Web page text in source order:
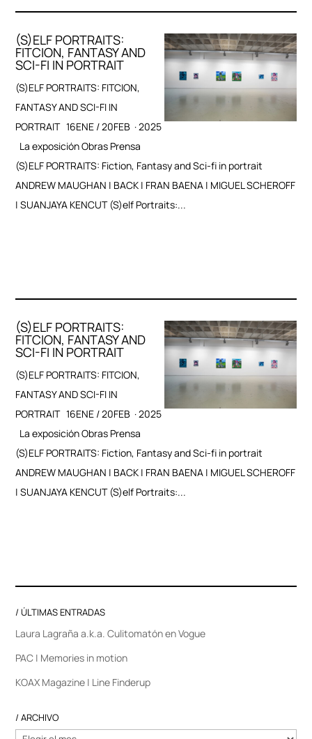
(S)ELF PORTRAITS:
FITCION, FANTASY AND
SCI-FI IN PORTRAIT
(S)ELF PORTRAITS: FITCION,
FANTASY AND SCI-FI IN
PORTRAIT 16ENE / 20FEB · 2025
La exposición Obras Prensa
(S)ELF PORTRAITS: Fiction, Fantasy and Sci-fi in portrait
ANDREW MAUGHAN | BACK | FRAN BAENA | MIGUEL SCHEROFF
| SUANJAYA KENCUT (S)elf Portraits:...
(S)ELF PORTRAITS:
FITCION, FANTASY AND
SCI-FI IN PORTRAIT
(S)ELF PORTRAITS: FITCION,
FANTASY AND SCI-FI IN
PORTRAIT 16ENE / 20FEB · 2025
La exposición Obras Prensa
(S)ELF PORTRAITS: Fiction, Fantasy and Sci-fi in portrait
ANDREW MAUGHAN | BACK | FRAN BAENA | MIGUEL SCHEROFF
| SUANJAYA KENCUT (S)elf Portraits:...
/ ÚLTIMAS ENTRADAS
Laura Lagraña a.k.a. Culitomatón en Vogue
PAC | Memories in motion
KOAX Magazine | Line Finderup
/ ARCHIVO